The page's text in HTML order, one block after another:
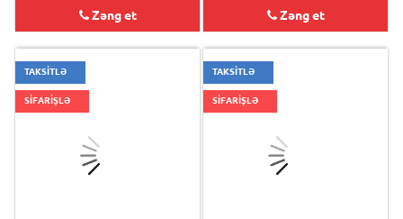
Zəng et Zəng et
TAKSİTLƏ
SİFARİŞLƏ
TAKSİTLƏ
SİFARİŞLƏ